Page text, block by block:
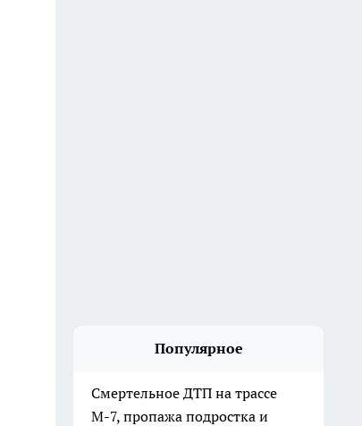
Популярное
Смертельное ДТП на трассе
М-7, пропажа подростка и